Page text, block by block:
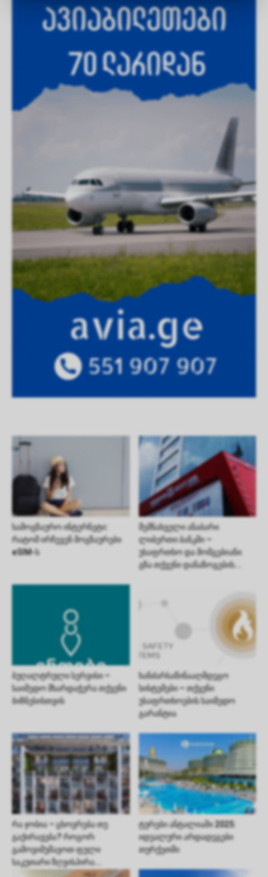
სამოგზაურო ინტერნეტი:
რატომ ირჩევენ მოგზაურები
eSIM-ს
შემნახველი ანაბარი
ლიბერთი ბანკში –
უსაფრთხო და მომგებიანი
გზა თქვენი დანაზოგების...
ბუღალტრული სერვისი –
საიმედო მხარდაჭერა თქვენი
ბიზნესისთვის
ხანძარსაწინააღმდეგო
სისტემები – თქვენი
უსაფრთხოების საიმედო
გარანტია
რა ჯობია – ცხოვრება თუ
გაქირავება? როგორ
გამოვიმუშავოთ ფული
საკუთარი ზღვისპირა...
ტურები ანტალიაში 2025:
იდეალური არდადეგები
თურქეთში